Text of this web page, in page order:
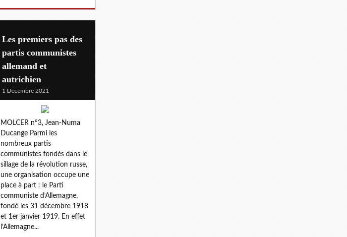
Les premiers pas des
partis communistes
allemand et
autrichien
1 Décembre 2021
MOLCER n°3, Jean-Numa
Ducange Parmi les
nombreux partis
communistes fondés dans le
sillage de la révolution russe,
une organisation occupe une
place à part : le Parti
communiste d’Allemagne,
fondé les 31 décembre 1918
et 1er janvier 1919. En effet
l’Allemagne...